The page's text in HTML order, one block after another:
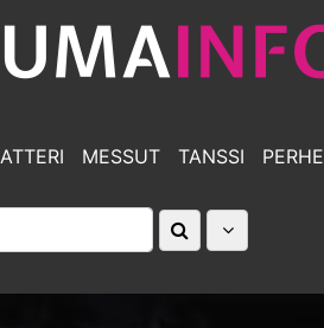
MESSUT TANSSI PERHE